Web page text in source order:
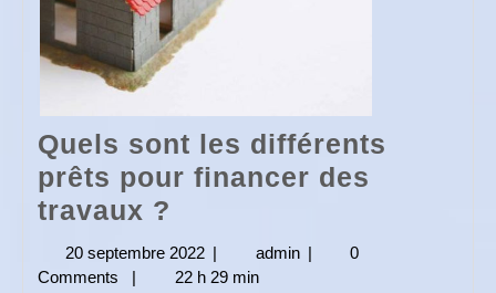
Quels sont les différents
prêts pour financer des
travaux ?
sont
les
20 septembre 2022 20
septembre
| admin admin
|
0
Comments
| 22 h 29 min